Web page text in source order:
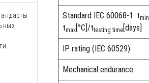
Standard IEC 60068-1: tmin
tmax[°C]/ttesting time[days]
IP rating (IEC 60529)
Mechanical endurance